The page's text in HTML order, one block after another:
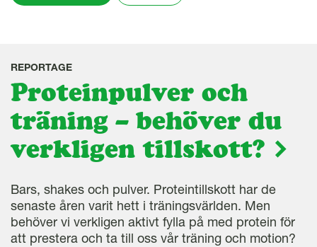
REPORTAGE
Proteinpulver och
träning – behöver du
verkligen tillskott?
Bars, shakes och pulver. Proteintillskott har de
senaste åren varit hett i träningsvärlden. Men
behöver vi verkligen aktivt fylla på med protein för
att prestera och ta till oss vår träning och motion?